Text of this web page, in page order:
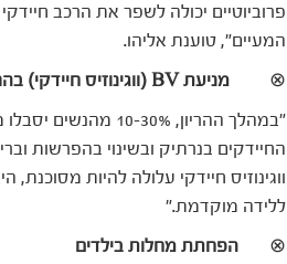
פרוביוטיים יכולה לשפר את הרכב
המעיים", טוענת אליהו.
⊗
מניעת BV (ווגינוזיס חיידקי) בהריון
החיידקים בנרתיק ובשינוי בהפרשות
ווגינוזיס חיידקי עלולה להיות
ללידה מוקדמת."
⊗
הפחתת מחלות בילדים